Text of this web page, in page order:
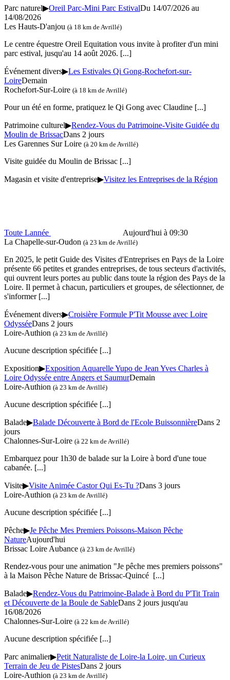
Parc naturel▶Oreil Parc-Mini Parc EstivalDu 14/07/2026 au
14/08/2026
Les Hauts-D'anjou (à 18 km de Avrillé)
Le centre équestre Oreil Equitation vous invite à profiter d'un mini
parc estival, jusqu'au 14 août 2026. [...]
Événement divers▶Les Estivales Qi Gong-Rochefort-sur-
LoireDemain
Rochefort-Sur-Loire (à 18 km de Avrillé)
Pour un été en forme, pratiquez le Qi Gong avec Claudine [...]
Patrimoine culturel▶Rendez-Vous du Patrimoine-Visite Guidée du
Moulin de BrissacDans 2 jours
Les Garennes Sur Loire (à 20 km de Avrillé)
Visite guidée du Moulin de Brissac [...]
Magasin et visite d'entreprise▶Visitez les Entreprises de la Région
Toute Lannée
Aujourd'hui à 09:30
La Chapelle-sur-Oudon (à 23 km de Avrillé)
En 2025, le petit Guide des Visites d'Entreprises en Pays de la Loire
présente 66 petites et grandes entreprises, de tous secteurs d'activités,
qui ouvrent leurs portes au public dans toute la région des Pays de la
Loire. Il permet à chacun, particuliers et groupes, de sélectionner, de
s'informer [...]
Événement divers▶Croisière Formule P'Tit Mousse avec Loire
OdysséeDans 2 jours
Loire-Authion (à 23 km de Avrillé)
Aucune description spécifiée [...]
Exposition▶Exposition Aquarelle Yupo de Jean Yves Charles à
Loire Odyssée entre Angers et SaumurDemain
Loire-Authion (à 23 km de Avrillé)
Aucune description spécifiée [...]
Balade▶Balade Découverte à Bord de l'Ecole BuissonnièreDans 2
jours
Chalonnes-Sur-Loire (à 22 km de Avrillé)
Embarquez pour 1h30 de balade sur la Loire à bord d'une toue
cabanée. [...]
Visite▶Visite Animée Castor Qui Es-Tu ?Dans 3 jours
Loire-Authion (à 23 km de Avrillé)
Aucune description spécifiée [...]
Pêche▶Je Pêche Mes Premiers Poissons-Maison Pêche
NatureAujourd'hui
Brissac Loire Aubance (à 23 km de Avrillé)
Rendez-vous pour une animation "Je pêche mes premiers poissons"
à la Maison Pêche Nature de Brissac-Quincé [...]
Balade▶Rendez-Vous du Patrimoine-Balade à Bord du P'Tit Train
et Découverte de la Boule de SableDans 2 jours jusqu'au
16/08/2026
Chalonnes-Sur-Loire (à 22 km de Avrillé)
Aucune description spécifiée [...]
Parc animalier▶Petit Naturaliste de Loire-la Loire, un Curieux
Terrain de Jeu de PistesDans 2 jours
Loire-Authion (à 23 km de Avrillé)